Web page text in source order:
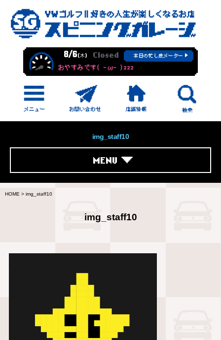
8/6(木) Closed 本日の忙し度メーター
おやすみです( -ω- )zzz
img_staff10
MENU
HOME > img_staff10
img_staff10